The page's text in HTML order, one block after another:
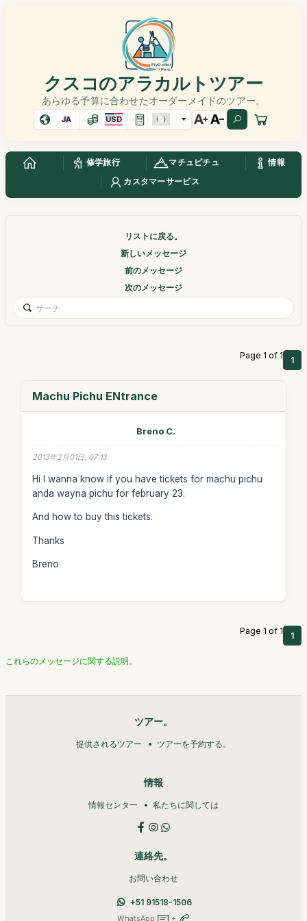
クスコのアラカルトツアー
あらゆる予算に合わせたオーダーメイドのツアー。
JA USD
修学旅行 マチュピチュ
情報
カスタマーサービス
リストに戻る。
新しいメッセージ
前のメッセージ
次のメッセージ
Page 1 of 1 1
Machu Pichu ENtrance
Breno C.
2013年2月01日, 07:13
Hi I wanna know if you have tickets for machu pichu
anda wayna pichu for february 23.
And how to buy this tickets.
Thanks
Breno
Page 1 of 1 1
これらのメッセージに関する説明。
ツアー。
提供されるツアー ツアーを予約する。
情報
情報センター 私たちに関しては
連絡先。
お問い合わせ
+51 91518-1506
WhatsApp +